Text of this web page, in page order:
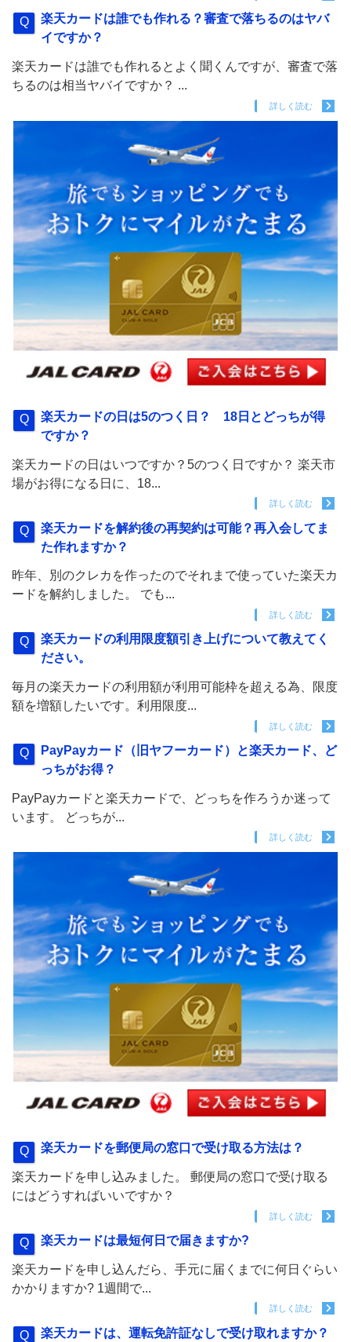
楽天カードは誰でも作れる？審査で落ちるのはヤバ
イですか？
楽天カードは誰でも作れるとよく聞くんですが、審査で落
ちるのは相当ヤバイですか？ ...
詳しく読む
楽天カードの日は5のつく日？ 18日とどっちが得
ですか？
楽天カードの日はいつですか？5のつく日ですか？ 楽天市
場がお得になる日に、18...
詳しく読む
楽天カードを解約後の再契約は可能？再入会してま
た作れますか？
昨年、別のクレカを作ったのでそれまで使っていた楽天カ
ードを解約しました。 でも...
詳しく読む
楽天カードの利用限度額引き上げについて教えてく
ださい。
毎月の楽天カードの利用額が利用可能枠を超える為、限度
額を増額したいです。利用限度...
詳しく読む
PayPayカード（旧ヤフーカード）と楽天カード、ど
っちがお得？
PayPayカードと楽天カードで、どっちを作ろうか迷って
います。 どっちが...
詳しく読む
楽天カードを郵便局の窓口で受け取る方法は？
楽天カードを申し込みました。 郵便局の窓口で受け取る
にはどうすればいいですか？
詳しく読む
楽天カードは最短何日で届きますか?
楽天カードを申し込んだら、手元に届くまでに何日ぐらい
かかりますか? 1週間で...
詳しく読む
楽天カードは、運転免許証なしで受け取れますか？